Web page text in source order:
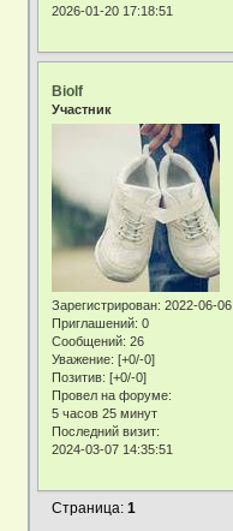
2026-01-20 17:18:51
Biolf
Участник
Зарегистрирован: 2022-06-06
Приглашений: 0
Сообщений: 26
Уважение: [+0/-0]
Позитив: [+0/-0]
Провел на форуме:
5 часов 25 минут
Последний визит:
2024-03-07 14:35:51
Страница:1